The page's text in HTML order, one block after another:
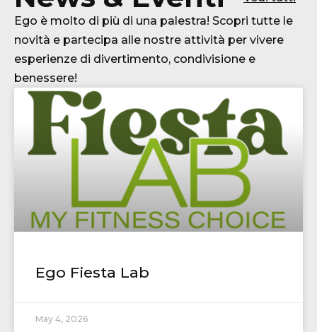
Ego è molto di più di una palestra! Scopri tutte le
novità e partecipa alle nostre attività per vivere
esperienze di divertimento, condivisione e
benessere!
Ego Fiesta Lab
May 4, 2026